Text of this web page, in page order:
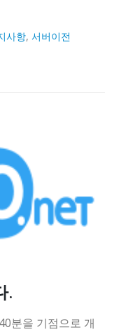
사항,서버이전
.
분을 기점으로 개